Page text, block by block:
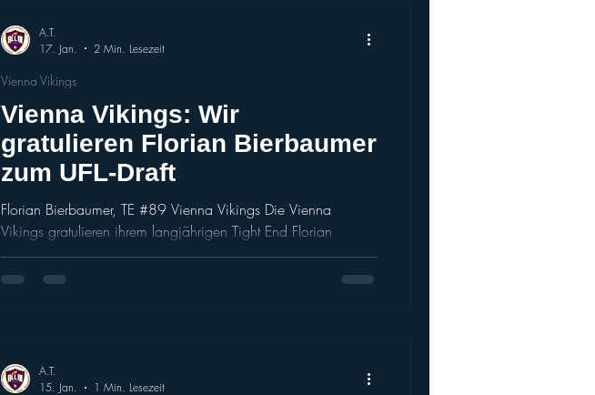
Hamburg die Einleitung eines vorläufigen
Vienna Vikings: Wir
gratulieren Florian Bierbaumer
zum UFL-Draft
Florian Bierbaumer, TE #89 Vienna Vikings Die Vienna
Vikings gratulieren ihrem langjährigen Tight End Florian
Bierbaumer herzlich zu einem herausragenden Karriereschritt:
In der vergangenen Nacht wurde der 27-Jährige im UFL Draft
seinem Profi-Debüt im Jahr 2022 ging der gebürtige Steirer
Vienna Vikings
A.T.
17. Jan.
2 Min. Lesezeit
A.T.
15. Jan.
1 Min. Lesezeit